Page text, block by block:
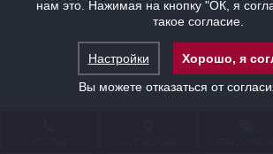
нам это. Нажимая на кнопку "ОК, я
такое согласие.
Настройки
Хорошо, я
Вы можете отказаться от